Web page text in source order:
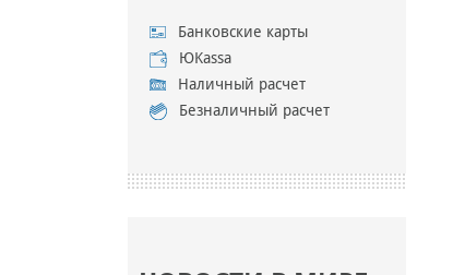
Банковские карты
ЮKassa
Наличный расчет
Безналичный расчет